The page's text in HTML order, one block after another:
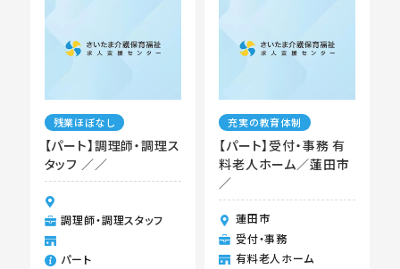
残業ほぼなし
【パート】調理師・調理ス
タッフ ／／
調理師・調理スタッフ
パート
充実の教育体制
【パート】受付・事務 有
料老人ホーム／蓮田市
／
蓮田市
受付・事務
有料老人ホーム